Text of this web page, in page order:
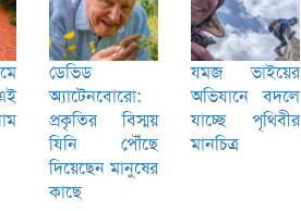
ডেভিড
অ্যাটেনবোরো:
প্রকৃতির বিস্ময়
যিনি পৌঁছে
দিয়েছেন মানুষের
কাছে
যমজ ভাইয়ের
অভিযানে বদলে
যাচ্ছে পৃথিবীর
মানচিত্র